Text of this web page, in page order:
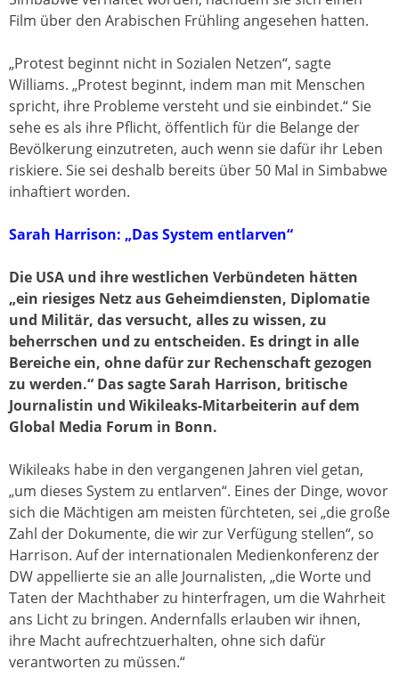
Film über den Arabischen Frühling angesehen hatten.
„Protest beginnt nicht in Sozialen Netzen“, sagte
Williams. „Protest beginnt, indem man mit Menschen
spricht, ihre Probleme versteht und sie einbindet.“ Sie
sehe es als ihre Pflicht, öffentlich für die Belange der
Bevölkerung einzutreten, auch wenn sie dafür ihr Leben
riskiere. Sie sei deshalb bereits über 50 Mal in Simbabwe
inhaftiert worden.
Sarah Harrison: „Das System entlarven“
Die USA und ihre westlichen Verbündeten hätten
„ein riesiges Netz aus Geheimdiensten, Diplomatie
und Militär, das versucht, alles zu wissen, zu
beherrschen und zu entscheiden. Es dringt in alle
Bereiche ein, ohne dafür zur Rechenschaft gezogen
zu werden.“ Das sagte Sarah Harrison, britische
Journalistin und Wikileaks-Mitarbeiterin auf dem
Global Media Forum in Bonn.
Wikileaks habe in den vergangenen Jahren viel getan,
„um dieses System zu entlarven“. Eines der Dinge, wovor
sich die Mächtigen am meisten fürchteten, sei „die große
Zahl der Dokumente, die wir zur Verfügung stellen“, so
Harrison. Auf der internationalen Medienkonferenz der
DW appellierte sie an alle Journalisten, „die Worte und
Taten der Machthaber zu hinterfragen, um die Wahrheit
ans Licht zu bringen. Andernfalls erlauben wir ihnen,
ihre Macht aufrechtzuerhalten, ohne sich dafür
verantworten zu müssen.“